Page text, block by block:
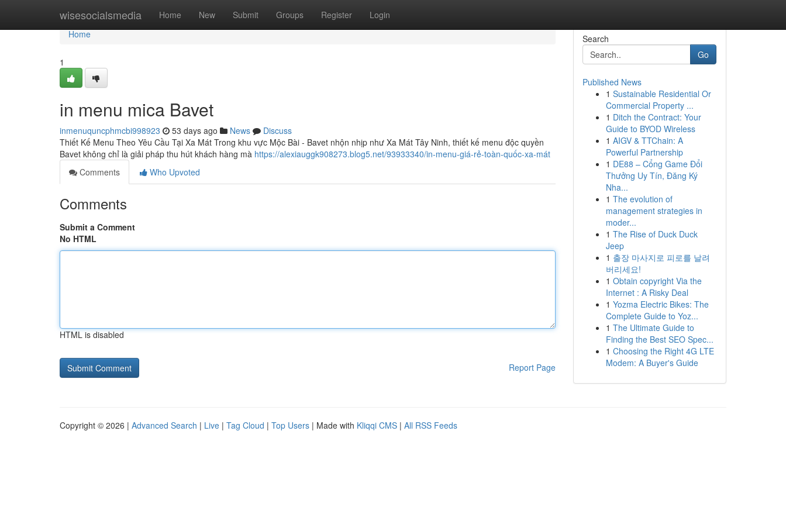
wisesocialsmedia Home New Submit Groups Register Login
Home
Home
1
in menu mica Bavet
inmenuquncphmcbi998923 53 days ago News
Discuss
Thiết Kế Menu Theo Yêu Cầu Tại Xa Mát Trong khu vực Mộc Bài - Bavet nhộn nhịp như Xa Mát Tây Ninh, thiết kế menu độc quyền
Bavet không chỉ là giải pháp thu hút khách hàng mà https://alexiauggk908273.blog5.net/93933340/in-menu-giá-rẻ-toàn-quốc-xa-mát
Comments
Who Upvoted
Comments
Submit a Comment
No HTML
HTML is disabled
Report Page
Search
Go
Published News
1 Sustainable Residential Or
Commercial Property ...
1 Ditch the Contract: Your
Guide to BYOD Wireless
1 AIGV & TTChain: A
Powerful Partnership
1 DE88 – Cổng Game Đổi
Thưởng Uy Tín, Đăng Ký
Nha...
1 The evolution of
management strategies in
moder...
1 The Rise of Duck Duck
Jeep
1 출장 마사지로 피로를 날려
버리세요!
1 Obtain copyright Via the
Internet : A Risky Deal
1 Yozma Electric Bikes: The
Complete Guide to Yoz...
1 The Ultimate Guide to
Finding the Best SEO Spec...
1 Choosing the Right 4G LTE
Modem: A Buyer's Guide
Copyright © 2026 | Advanced Search | Live | Tag Cloud | Top Users | Made with Kliqqi CMS | All RSS Feeds